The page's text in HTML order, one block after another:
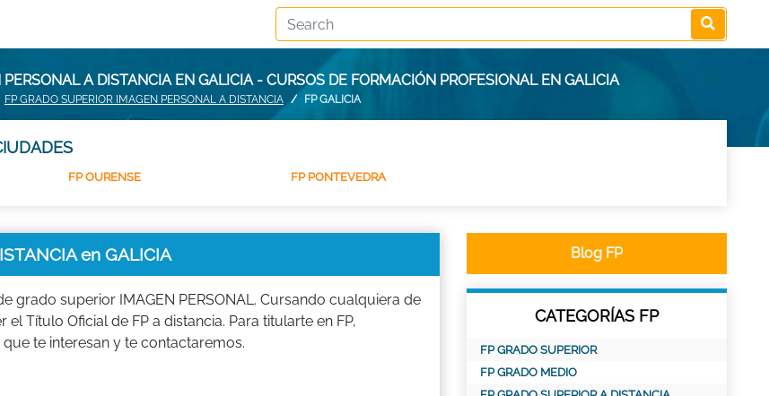
A DISTANCIA EN GALICIA - CURSOS DE FORMACIÓN PROFESIONAL EN GALICIA
FP GRADO SUPERIOR IMAGEN PERSONAL A DISTANCIA FP GALICIA
FP OURENSE FP PONTEVEDRA
en GALICIA
grado superior IMAGEN PERSONAL. Cursando cualquiera de
Título Oficial de FP a distancia. Para titularte en FP,
que te interesan y te contactaremos.
Blog FP
CATEGORÍAS FP
FP GRADO SUPERIOR
FP GRADO MEDIO